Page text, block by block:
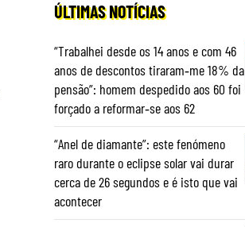
ÚLTIMAS NOTÍCIAS
“Trabalhei desde os 14 anos e com 46
anos de descontos tiraram‑me 18% da
pensão”: homem despedido aos 60 foi
forçado a reformar‑se aos 62
“Anel de diamante”: este fenómeno
raro durante o eclipse solar vai durar
cerca de 26 segundos e é isto que vai
acontecer